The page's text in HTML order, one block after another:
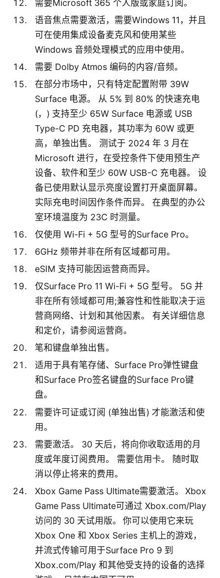
需要Microsoft 365 个人版或家庭订阅。
语音焦点需要激活，需要Windows 11，并且
可在使用集成设备麦克风和使用某些
Windows 音频处理模式的应用中使用。
需要 Dolby Atmos 编码的内容/音频。
在部分市场中，只有特定配置附带 39W
Surface 电源。 从 5% 到 80% 的快速充电
(，) 支持至少 65W Surface 电源或 USB
Type-C PD 充电器，其功率为 60W 或更
高，单独出售。 测试于 2024 年 3 月在
Microsoft 进行，在受控条件下使用预生产
设备、软件和至少 60W USB-C 充电器。 设
备已使用默认显示亮度设置打开桌面屏幕。
实际充电时间因作条件而异。 在典型的办公
室环境温度为 23C 时测量。
仅使用 Wi-Fi + 5G 型号的Surface Pro。
6GHz 频带并非在所有区域都可用。
eSIM 支持可能因运营商而异。
仅Surface Pro 11 Wi-Fi + 5G 型号。 5G 并
非在所有领域都可用;兼容性和性能取决于运
营商网络、计划和其他因素。 有关详细信息
和定价，请参阅运营商。
笔和键盘单独出售。
适用于具有笔存储、Surface Pro弹性键盘
和Surface Pro签名键盘的Surface Pro键
盘。
需要许可证或订阅 (单独出售) 才能激活和使
用。
需要激活。 30 天后，将向你收取适用的月
度或年度订阅费用。 需要信用卡。 随时取
消以停止将来的费用。
Xbox Game Pass Ultimate需要激活。 Xbox
Game Pass Ultimate可通过 Xbox.com/Play
访问的 30 天试用版。 你可以使用它来玩
Xbox One 和 Xbox Series 主机上的游戏，
并流式传输可用于Surface Pro 9 到
Xbox.com/Play 和其他受支持的设备的选择